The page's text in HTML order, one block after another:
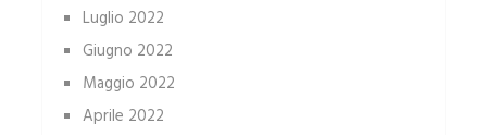
Luglio 2022
Giugno 2022
Maggio 2022
Aprile 2022